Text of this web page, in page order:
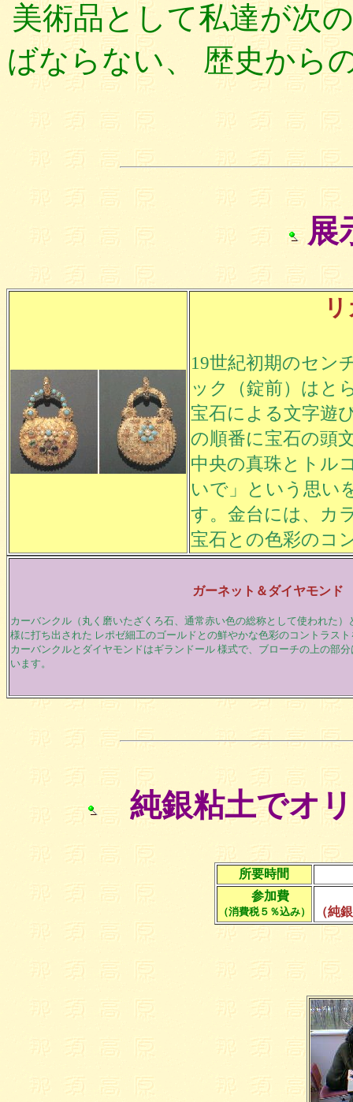
美術品として私達が次
ばならない、 歴史から
展
19世紀初期のセン
ック（錠前）はと
宝石による文字遊
の順番に宝石の頭
中央の真珠とトル
いで」という思い
す。金台には、カ
宝石との色彩のコ
ガーネット＆ダイヤモン
カーバンクル（丸く磨いたざくろ石、通常赤い色の総称として使われた
様に打ち出された レポゼ細工のゴールドとの鮮やかな色彩のコントラス
カーバンクルとダイヤモンドはギランドール 様式で、ブローチの上の部
います。
純銀粘土でオ
所要時間
参加費
（消費税５％込み） （純